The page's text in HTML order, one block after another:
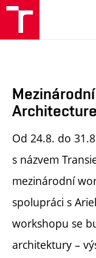
Architecture
Od 24.8. do
s názvem
mezinárodní
spolupráci s
workshopu se
architektury –